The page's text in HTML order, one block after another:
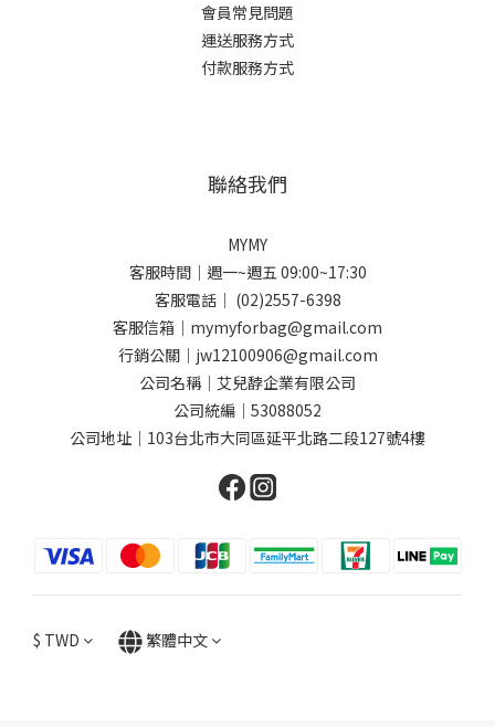
會員常見問題
運送服務方式
付款服務方式
聯絡我們
MYMY
客服時間｜週一~週五 09:00~17:30
客服電話｜ (02)2557-6398
客服信箱｜mymyforbag@gmail.com
行銷公關｜jw12100906@gmail.com
公司名稱｜艾兒馞企業有限公司
公司統編｜53088052
公司地址｜103台北市大同區延平北路二段127號4樓
$ TWD 繁體中文